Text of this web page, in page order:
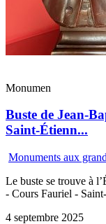
Monumen
Buste de Jean-
Saint-Étienn...
Monuments aux
Le buste se trouve à
- Cours Fauriel -
4 septembre 2025